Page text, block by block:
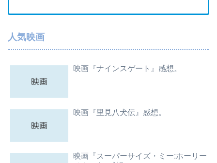
人気映画
映画『ナインスゲート』感想。
映画『里見八犬伝』感想。
映画『スーパーサイズ・ミー:ホーリー